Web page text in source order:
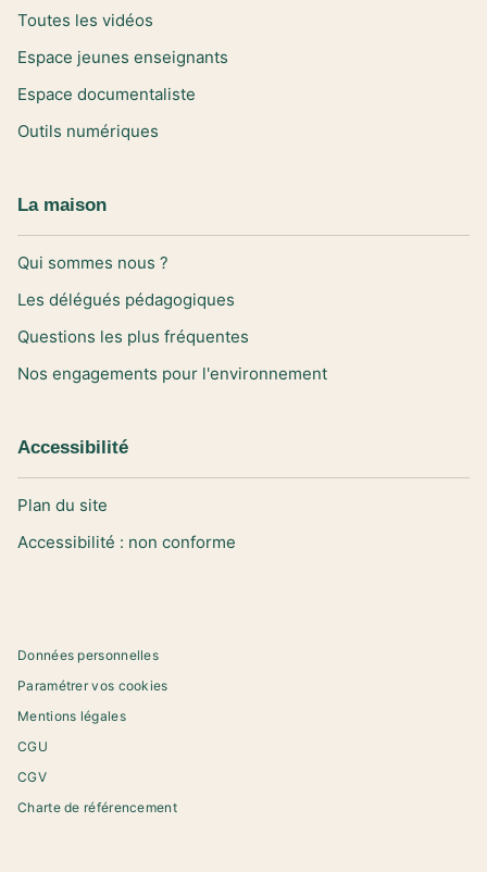
Toutes les vidéos
Espace jeunes enseignants
Espace documentaliste
Outils numériques
La maison
Qui sommes nous ?
Les délégués pédagogiques
Questions les plus fréquentes
Nos engagements pour l'environnement
Accessibilité
Plan du site
Accessibilité : non conforme
Données personnelles
Paramétrer vos cookies
Mentions légales
CGU
CGV
Charte de référencement